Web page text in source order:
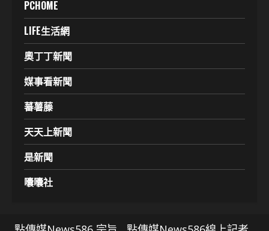
PCHOME
LIFE生活網
奧丁丁新聞
媒事看新聞
蕃薯藤
天天上新聞
是新聞
囔囔社